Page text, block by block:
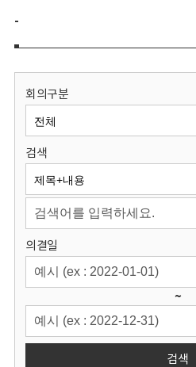
보
원
회
-
회의구분
검색
의결일
~
검색